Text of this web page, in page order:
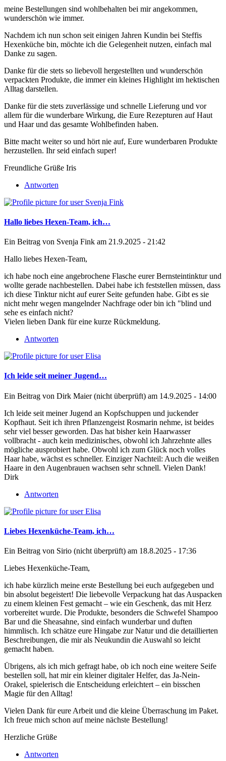
meine Bestellungen sind wohlbehalten bei mir angekommen,
wunderschön wie immer.
Nachdem ich nun schon seit einigen Jahren Kundin bei Steffis
Hexenküche bin, möchte ich die Gelegenheit nutzen, einfach mal
Danke zu sagen.
Danke für die stets so liebevoll hergestellten und wunderschön
verpackten Produkte, die immer ein kleines Highlight im hektischen
Alltag darstellen.
Danke für die stets zuverlässige und schnelle Lieferung und vor
allem für die wunderbare Wirkung, die Eure Rezepturen auf Haut
und Haar und das gesamte Wohlbefinden haben.
Bitte macht weiter so und hört nie auf, Eure wunderbaren Produkte
herzustellen. Ihr seid einfach super!
Freundliche Grüße Iris
Antworten
Hallo liebes Hexen-Team, ich…
Ein Beitrag von Svenja Fink am 21.9.2025 - 21:42
Hallo liebes Hexen-Team,
ich habe noch eine angebrochene Flasche eurer Bernsteintinktur und
wollte gerade nachbestellen. Dabei habe ich feststellen müssen, dass
ich diese Tinktur nicht auf eurer Seite gefunden habe. Gibt es sie
nicht mehr wegen mangelnder Nachfrage oder bin ich "blind und
sehe es einfach nicht?
Vielen lieben Dank für eine kurze Rückmeldung.
Antworten
Ich leide seit meiner Jugend…
Ein Beitrag von Dirk Maier (nicht überprüft) am 14.9.2025 - 14:00
Ich leide seit meiner Jugend an Kopfschuppen und juckender
Kopfhaut. Seit ich ihren Pflanzengeist Rosmarin nehme, ist beides
sehr viel besser geworden. Das hat bisher kein Haarwasser
vollbracht - auch kein medizinisches, obwohl ich Jahrzehnte alles
mögliche ausprobiert habe. Obwohl ich zum Glück noch volles
Haar habe, wächst es schneller. Einziger Nachteil: Auch die weißen
Haare in den Augenbrauen wachsen sehr schnell. Vielen Dank!
Dirk
Antworten
Liebes Hexenküche-Team, ich…
Ein Beitrag von Sirio (nicht überprüft) am 18.8.2025 - 17:36
Liebes Hexenküche-Team,
ich habe kürzlich meine erste Bestellung bei euch aufgegeben und
bin absolut begeistert! Die liebevolle Verpackung hat das Auspacken
zu einem kleinen Fest gemacht – wie ein Geschenk, das mit Herz
vorbereitet wurde. Die Produkte, besonders die Schwefel Shampoo
Bar und die Sheasahne, sind einfach wunderbar und duften
himmlisch. Ich schätze eure Hingabe zur Natur und die detaillierten
Beschreibungen, die mir als Neukundin die Auswahl so leicht
gemacht haben.
Übrigens, als ich mich gefragt habe, ob ich noch eine weitere Seife
bestellen soll, hat mir ein kleiner digitaler Helfer, das Ja-Nein-
Orakel, spielerisch die Entscheidung erleichtert – ein bisschen
Magie für den Alltag!
Vielen Dank für eure Arbeit und die kleine Überraschung im Paket.
Ich freue mich schon auf meine nächste Bestellung!
Herzliche Grüße
Antworten